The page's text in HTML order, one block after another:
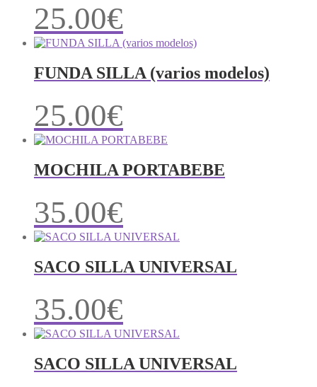
25.00€
FUNDA SILLA (varios modelos)
25.00€
MOCHILA PORTABEBE
35.00€
SACO SILLA UNIVERSAL
35.00€
SACO SILLA UNIVERSAL